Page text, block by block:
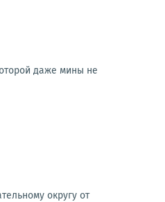
даже мины не
округу от